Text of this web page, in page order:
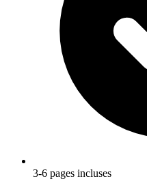
3-6 pages incluses